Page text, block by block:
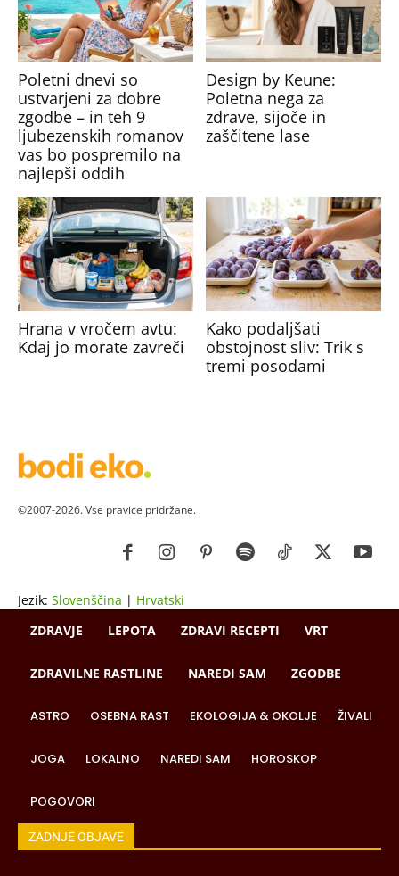
Poletni dnevi so
ustvarjeni za dobre
zgodbe – in teh 9
ljubezenskih romanov
vas bo pospremilo na
najlepši oddih
Design by Keune:
Poletna nega za
zdrave, sijoče in
zaščitene lase
Hrana v vročem avtu:
Kdaj jo morate zavreči
Kako podaljšati
obstojnost sliv: Trik s
tremi posodami
©2007-2026. Vse pravice pridržane.
Jezik: Slovenščina | Hrvatski
ZDRAVJE
LEPOTA ZDRAVI RECEPTI VRT
ZDRAVILNE RASTLINE NAREDI SAM ZGODBE
ASTRO OSEBNA RAST EKOLOGIJA & OKOLJE ŽIVALI
JOGA LOKALNO NAREDI SAM HOROSKOP
POGOVORI
ZADNJE OBJAVE